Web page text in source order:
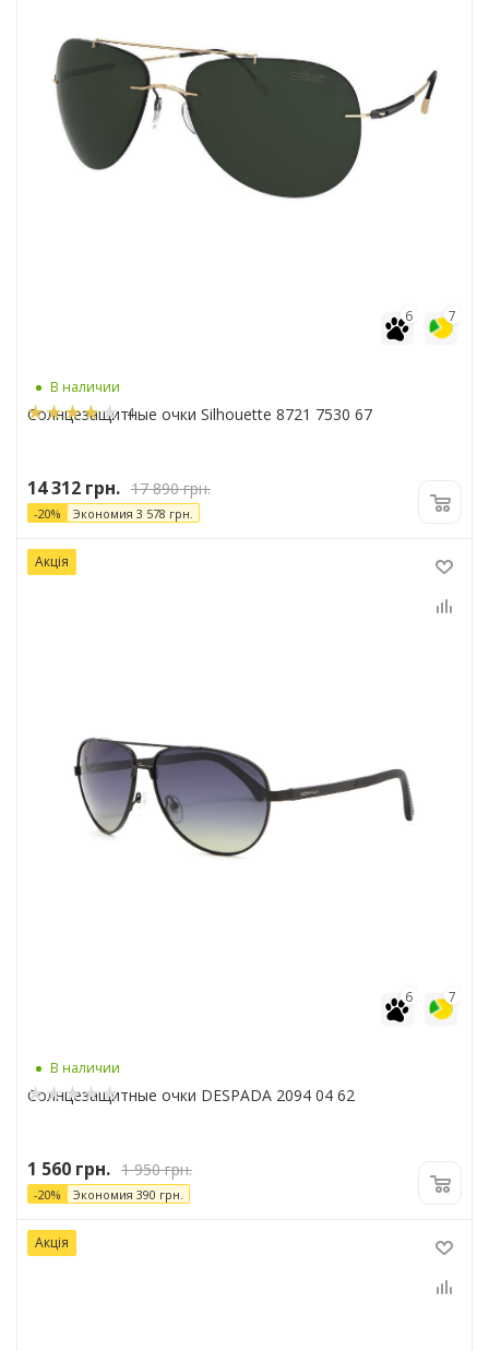
7
6
В наличии
4
Солнцезащитные очки Silhouette 8721 7530 67
14 312 грн. 17 890грн.
-20% Экономия 3 578 грн.
Акція
7
6
В наличии
Солнцезащитные очки DESPADA 2094 04 62
1 560 грн. 1 950грн.
-20% Экономия 390 грн.
Акція